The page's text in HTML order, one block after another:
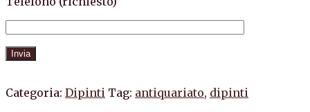
Categoria: Dipinti Tag: antiquariato, dipinti